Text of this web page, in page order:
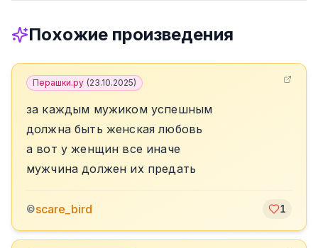
Похожие произведения
Перашки.ру (23.10.2025)
за каждым мужиком успешным
должна быть женская любовь
а вот у женщин все иначе
мужчина должен их предать
©scare_bird 1